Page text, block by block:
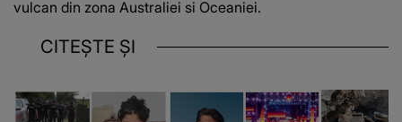
vulcan din zona Australiei si Oceaniei.
CITEȘTE ȘI